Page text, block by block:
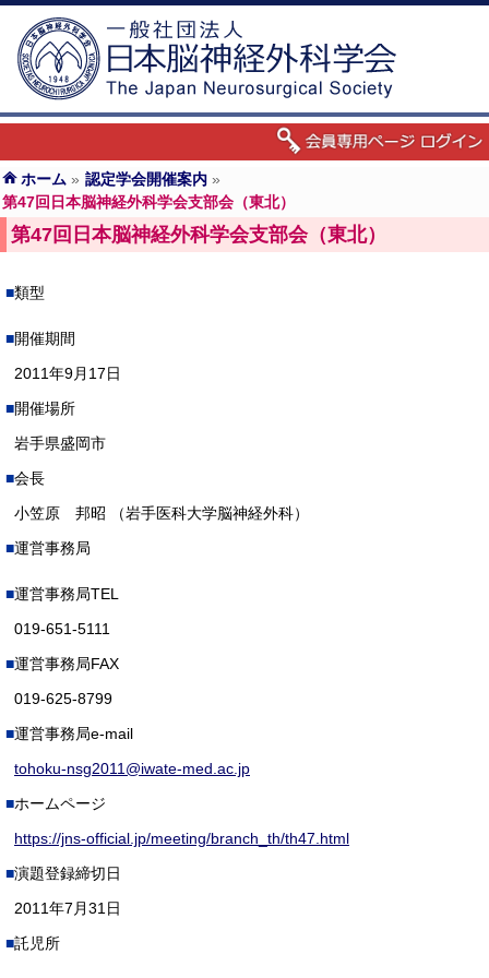
ホーム » 認定学会開催案内 »
第47回日本脳神経外科学会支部会（東北）
第47回日本脳神経外科学会支部会（東北）
類型
開催期間
2011年9月17日
開催場所
岩手県盛岡市
会長
小笠原 邦昭 （岩手医科大学脳神経外科）
運営事務局
運営事務局TEL
019-651-5111
運営事務局FAX
019-625-8799
運営事務局e-mail
tohoku-nsg2011@iwate-med.ac.jp
ホームページ
https://jns-official.jp/meeting/branch_th/th47.html
演題登録締切日
2011年7月31日
託児所